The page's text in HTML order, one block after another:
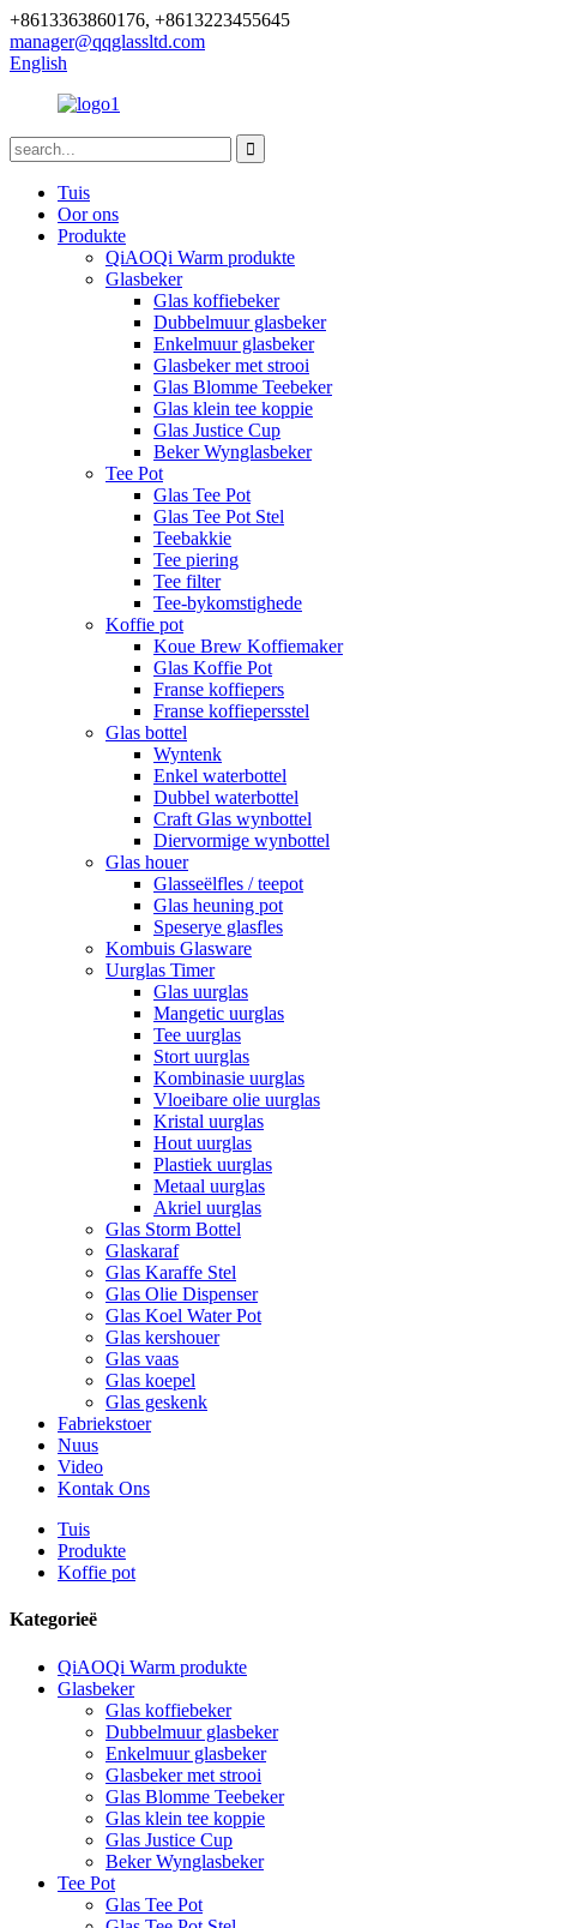
+8613363860176, +8613223455645
manager@qqglassltd.com
English
Tuis
Oor ons
Produkte
QiAOQi Warm produkte
Glasbeker
Glas koffiebeker
Dubbelmuur glasbeker
Enkelmuur glasbeker
Glasbeker met strooi
Glas Blomme Teebeker
Glas klein tee koppie
Glas Justice Cup
Beker Wynglasbeker
Tee Pot
Glas Tee Pot
Glas Tee Pot Stel
Teebakkie
Tee piering
Tee filter
Tee-bykomstighede
Koffie pot
Koue Brew Koffiemaker
Glas Koffie Pot
Franse koffiepers
Franse koffiepersstel
Glas bottel
Wyntenk
Enkel waterbottel
Dubbel waterbottel
Craft Glas wynbottel
Diervormige wynbottel
Glas houer
Glasseëlfles / teepot
Glas heuning pot
Speserye glasfles
Kombuis Glasware
Uurglas Timer
Glas uurglas
Mangetic uurglas
Tee uurglas
Stort uurglas
Kombinasie uurglas
Vloeibare olie uurglas
Kristal uurglas
Hout uurglas
Plastiek uurglas
Metaal uurglas
Akriel uurglas
Glas Storm Bottel
Glaskaraf
Glas Karaffe Stel
Glas Olie Dispenser
Glas Koel Water Pot
Glas kershouer
Glas vaas
Glas koepel
Glas geskenk
Fabriekstoer
Nuus
Video
Kontak Ons
Tuis
Produkte
Koffie pot
Kategorieë
QiAOQi Warm produkte
Glasbeker
Glas koffiebeker
Dubbelmuur glasbeker
Enkelmuur glasbeker
Glasbeker met strooi
Glas Blomme Teebeker
Glas klein tee koppie
Glas Justice Cup
Beker Wynglasbeker
Tee Pot
Glas Tee Pot